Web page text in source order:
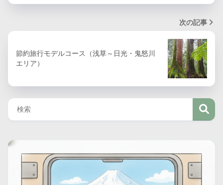
次の記事
節約旅行モデルコース（浅草～日光・鬼怒川
エリア）